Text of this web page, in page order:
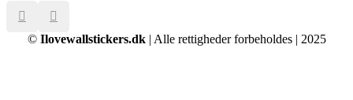
©Ilovewallstickers.dk| Alle rettigheder forbeholdes | 2025